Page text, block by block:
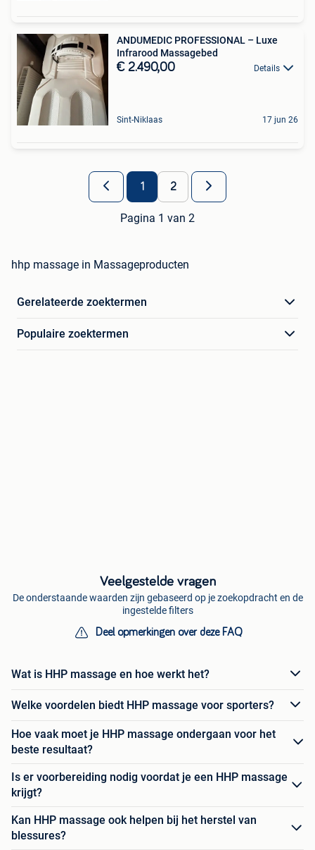
ANDUMEDIC PROFESSIONAL – Luxe
Infrarood Massagebed
€ 2.490,00 Details
Sint-Niklaas 17 jun 26
1 2
Pagina 1 van 2
hhp massage in Massageproducten
Gerelateerde zoektermen
Populaire zoektermen
Veelgestelde vragen
De onderstaande waarden zijn gebaseerd op je zoekopdracht en de
ingestelde filters
Deel opmerkingen over deze FAQ
Wat is HHP massage en hoe werkt het?
Welke voordelen biedt HHP massage voor sporters?
Hoe vaak moet je HHP massage ondergaan voor het
beste resultaat?
Is er voorbereiding nodig voordat je een HHP massage
krijgt?
Kan HHP massage ook helpen bij het herstel van
blessures?